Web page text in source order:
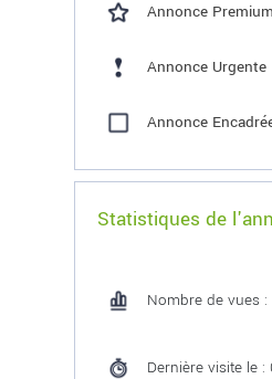
Annonce Premium
Annonce Urgente
Annonce
Statistiques de
Nombre de vues :
Dernière visite le :